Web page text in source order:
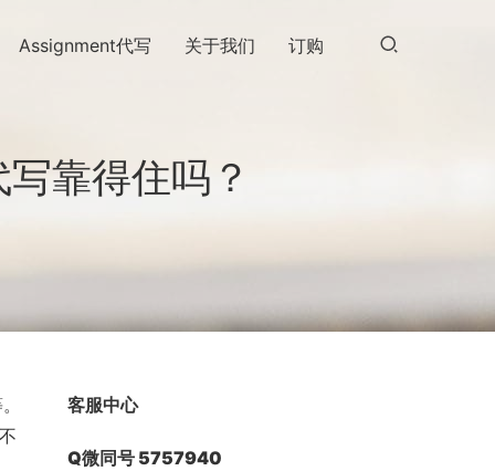
Assignment代写 关于我们 订购
靠得住吗？
客服中心
Q微同号 5757940